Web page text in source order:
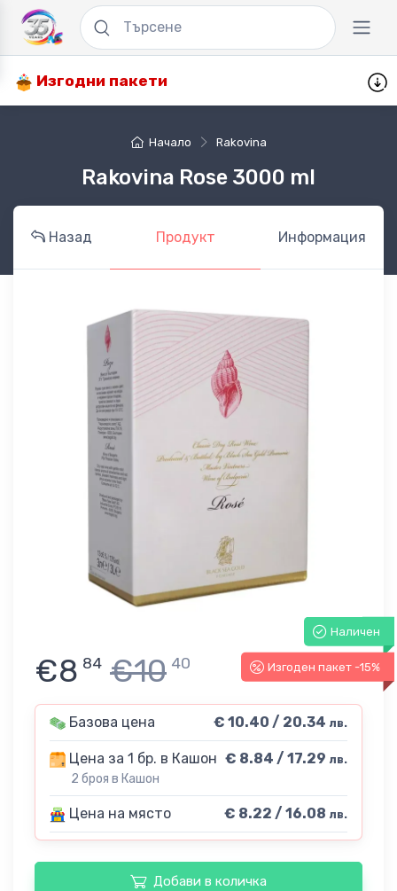
Изгодни пакети
Начало Rakovina
Rakovina Rose 3000 ml
Назад Продукт Информация
Наличен
Изгоден пакет -15%
€8 84 €10 40
Базова цена € 10.40 / 20.34 лв.
Цена за 1 бр. в Кашон
2 броя в Кашон
€ 8.84 / 17.29 лв.
Цена на място € 8.22 / 16.08 лв.
Добави в количка